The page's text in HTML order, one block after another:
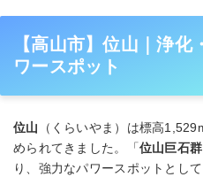
【高山市】位山｜浄
ワースポット
位山 （くらいやま）は標高
められてきました。「位山巨石群
り、強力なパワースポットとして